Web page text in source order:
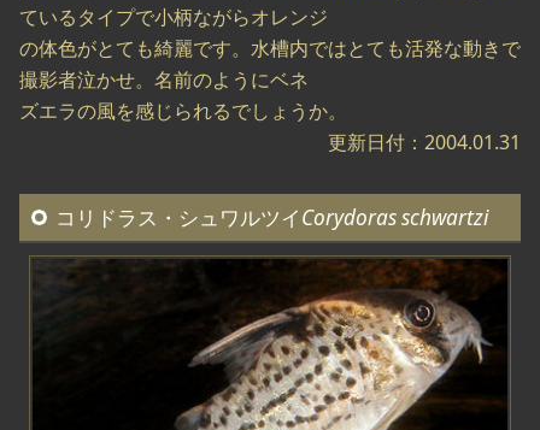
ているタイプで小柄ながらオレンジ
の体色がとても綺麗です。水槽内ではとても活発な動きで
撮影者泣かせ。名前のようにベネ
ズエラの風を感じられるでしょうか。
更新日付：2004.01.31
コリドラス・シュワルツイCorydoras schwartzi